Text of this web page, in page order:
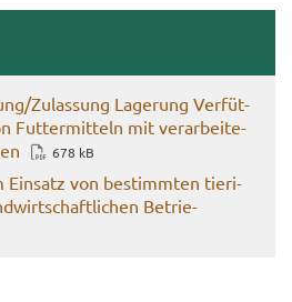
Zu­las­sung La­ge­rung Ver­füt­
Fut­ter­mit­teln mit ver­ar­bei­te­
678 kB
Ein­satz von be­stimm­ten tie­ri­
Be­trie­